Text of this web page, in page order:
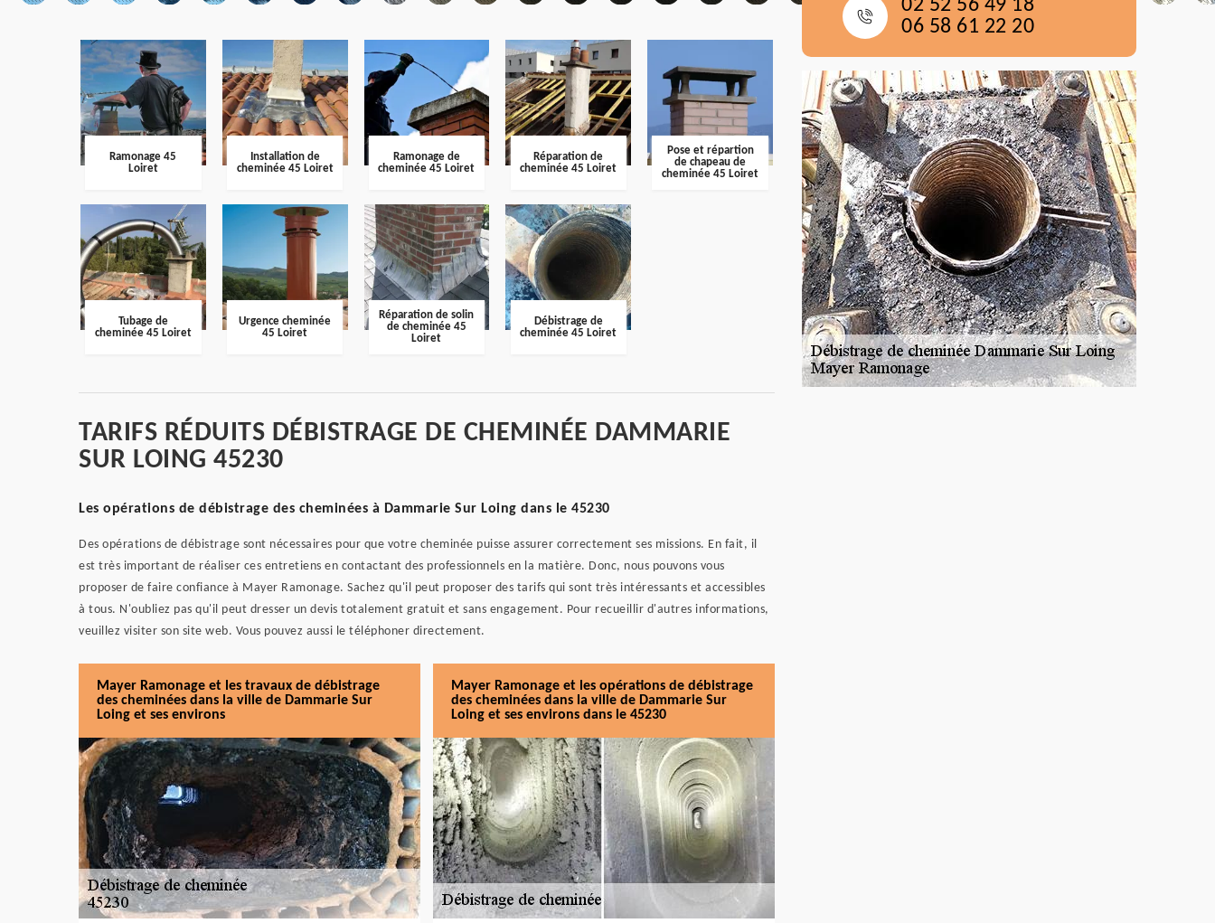
Ramonage 45
Loiret
Installation de
cheminée 45 Loiret
Ramonage de
cheminée 45 Loiret
Réparation de
cheminée 45 Loiret
Pose et répartion
de chapeau de
cheminée 45 Loiret
Tubage de
cheminée 45 Loiret
Urgence cheminée
45 Loiret
Réparation de solin
de cheminée 45
Loiret
Débistrage de
cheminée 45 Loiret
TARIFS RÉDUITS DÉBISTRAGE DE CHEMINÉE DAMMARIE
SUR LOING 45230
Les opérations de débistrage des cheminées à Dammarie Sur Loing dans le 45230
Des opérations de débistrage sont nécessaires pour que votre cheminée puisse assurer correctement ses missions. En fait, il
est très important de réaliser ces entretiens en contactant des professionnels en la matière. Donc, nous pouvons vous
proposer de faire confiance à Mayer Ramonage. Sachez qu'il peut proposer des tarifs qui sont très intéressants et accessibles
à tous. N'oubliez pas qu'il peut dresser un devis totalement gratuit et sans engagement. Pour recueillir d'autres informations,
veuillez visiter son site web. Vous pouvez aussi le téléphoner directement.
Mayer Ramonage et les travaux de débistrage
des cheminées dans la ville de Dammarie Sur
Loing et ses environs
Mayer Ramonage et les opérations de débistrage
des cheminées dans la ville de Dammarie Sur
Loing et ses environs dans le 45230
02 52 56 49 18
06 58 61 22 20